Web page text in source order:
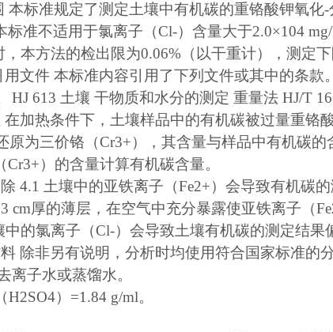
本标准规定了测定土壤中有机碳的重铬酸钾氧
标准不适用于氯离子（Cl-）含量大于2.0×104
，本方法的检出限为0.06%（以干重计），测定下
用文件 本标准内容引用了下列文件或其中的条款
HJ 613 土壤 干物质和水分的测定 重量法 HJ/T
在加热条件下，土壤样品中的有机碳被过量重铬
原为三价铬（Cr3+），其含量与样品中有机碳
Cr3+）的含量计算有机碳含量。
4.1 土壤中的亚铁离子（Fe2+）会导致有机碳
cm厚的薄层，在空气中充分暴露使亚铁离子（
中的氯离子（Cl-）会导致土壤有机碳的测定结果
除非另有说明，分析时均使用符合国家标准
离子水或蒸馏水。
H2SO4）=1.84 g/ml。